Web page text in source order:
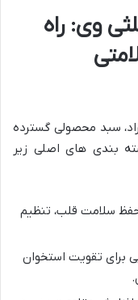
وی: راه
سبد محصولی گسترده
بندی های اصلی زیر
سلامت قلب، تنظیم
برای تقویت استخوان